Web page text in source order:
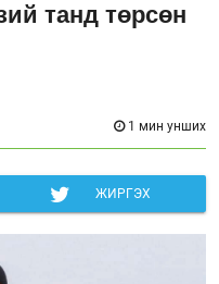
танд төрсөн
1 мин унших
ЖИРГЭХ